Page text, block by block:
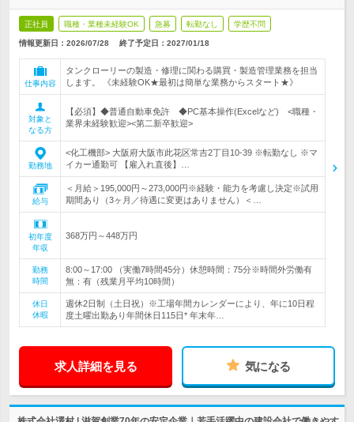
正社員 職種・業種未経験OK 急募 転勤なし 学歴不問
情報更新日：2026/07/28 終了予定日： 2027/01/18
仕事内容
タンクローリーの製造・修理に関わる購買・製造管理業務を担当
します。 《未経験OK★最初は簡単な業務からスタート★》
対象と
なる方
【必須】◆普通自動車免許 ◆PC基本操作(Excelなど) <職種・
業界未経験歓迎><第二新卒歓迎>
勤務地
<化工機部> 大阪府大阪市此花区常吉2丁目10-39 ※転勤なし ※マ
イカー通勤可 【雇入れ直後】…
給与
＜月給＞195,000円～273,000円※経験・能力を考慮し決定※試用
期間あり（3ヶ月／待遇に変更はありません）＜…
初年度
年収
368万円～448万円
勤務
時間
8:00～17:00 （実働7時間45分）休憩時間：75分※時間外労働有
無：有（残業月平均10時間）
休日
休暇
週休2日制（土日祝）※工場年間カレンダーにより、年に10日程
度土曜出勤あり年間休日115日* 年末年…
求人詳細を見る 気になる